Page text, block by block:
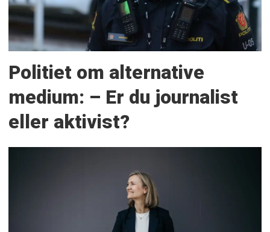
Politiet om alternative
medium: – Er du journalist
eller aktivist?